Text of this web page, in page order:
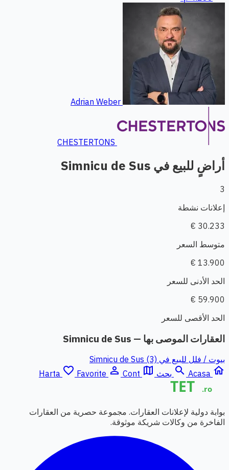
Adrian Weber
CHESTERTONS
أراضٍ للبيع في Simnicu de Sus
3
إعلانات نشطة
30.233 €
متوسط السعر
13.900 €
الحد الأدنى للسعر
59.900 €
الحد الأقصى للسعر
العقارات الموصى بها — Simnicu de Sus
بيوت / فلل للبيع في Simnicu de Sus (3)
home
Acasa
search بحث map
Harta favorite_border Favorite person_outline Cont
بوابة دولية لإعلانات العقارات. مجموعة حصرية من العقارات
الفاخرة من وكالات شريكة موثوقة.